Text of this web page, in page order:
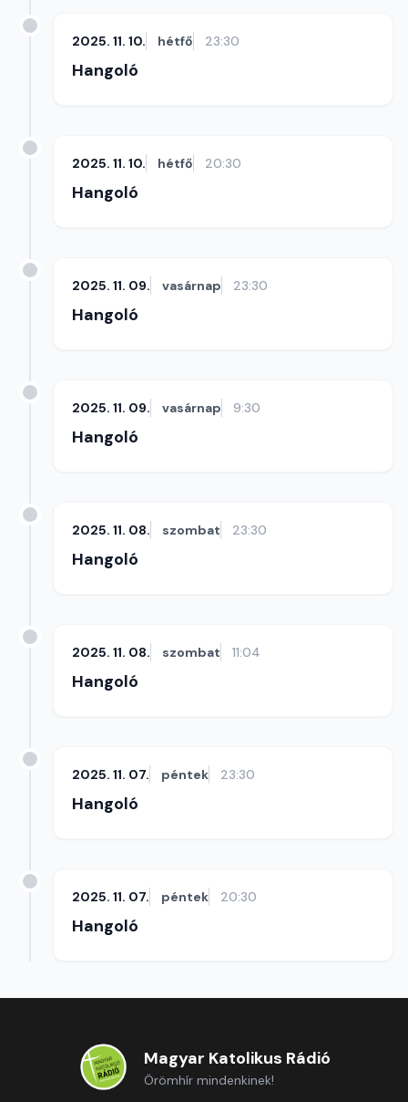
2025. 11. 10. hétfő 23:30
Hangoló
2025. 11. 10. hétfő 20:30
Hangoló
2025. 11. 09. vasárnap 23:30
Hangoló
2025. 11. 09. vasárnap 9:30
Hangoló
2025. 11. 08. szombat 23:30
Hangoló
2025. 11. 08. szombat 11:04
Hangoló
2025. 11. 07. péntek 23:30
Hangoló
2025. 11. 07. péntek 20:30
Hangoló
Magyar Katolikus Rádió
Örömhír mindenkinek!